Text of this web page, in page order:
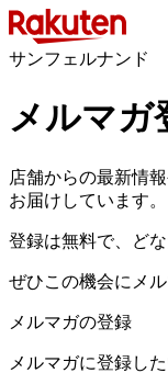
サンフェルナンド
メルマガ
店舗からの最新情
お届けしています。
登録は無料で、ど
ぜひこの機会にメ
メルマガの登録
メルマガに登録し